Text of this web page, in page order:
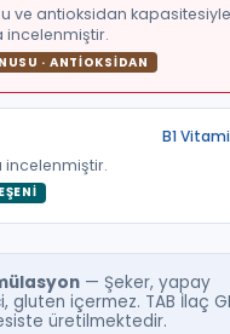
ve antioksidan kapasitesiyle
incelenmiştir.
· ANTIOKSIDAN
B1
incelenmiştir.
— Şeker, yapay
gluten içermez. TAB İlaç
üretilmektedir.